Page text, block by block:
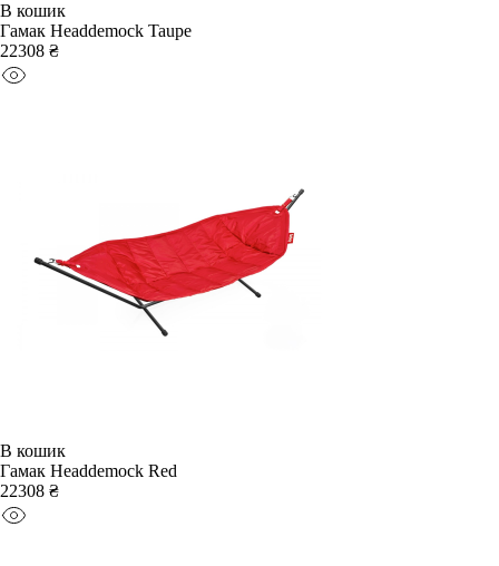
В кошик
Гамак Headdemock Taupe
22308 ₴
В кошик
Гамак Headdemock Red
22308 ₴